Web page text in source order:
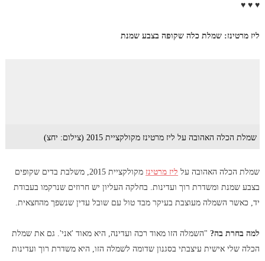
♥ ♥ ♥
ליז מרטינז: שמלת כלה שקופה בצבע שמנת
שמלת הכלה האהובה על ליז מרטינז מקולקציית 2015 (צילום: יחצ)
שמלת הכלה האהובה על ליז מרטינז
מקולקציית 2015, משלבת בדים שקופים
בצבע שמנת ומשדרת רוך ועדינות. בחלקה העליון יש חרוזים שנרקמו בעבודת
יד, כאשר השמלה מעוצבת בעיקר מבד טול עם שובל עדין שנשפך מהחצאית.
למה בחרת בה?"השמלה הזו מאוד רכה ועדינה, היא מאוד 'אני'. גם את שמלת
הכלה שלי אישית עיצבתי בסגנון שדומה לשמלה הזו, היא משדרת רוך ועדינות